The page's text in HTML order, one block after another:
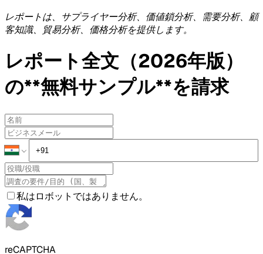
レポートは、サプライヤー分析、価値鎖分析、需要分析、顧
客知識、貿易分析、価格分析を提供します。
レポート全文（2026年版）
の**無料サンプル**を請求
私はロボットではありません。
reCAPTCHA